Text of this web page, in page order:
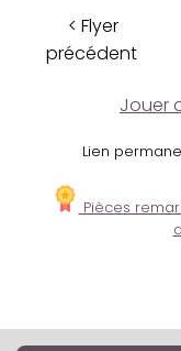
< Flyer
précédent
Jouer
Lien
Pièces